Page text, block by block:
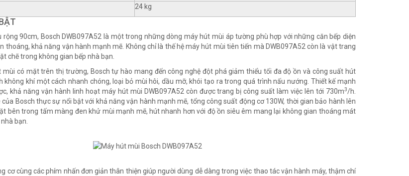
24 kg
rộng 90cm, Bosch DWB097A52 là một trong những dòng máy hút mùi áp tường phù hợp với những căn bếp diện
thoáng, khả năng vận hành mạnh mẽ. Không chỉ là thế hệ máy hút mùi tiên tiến mà DWB097A52 còn là vật trang
chẽ trong không gian bếp nhà bạn.
mùi có mặt trên thị trường, Bosch tự hào mang đến công nghệ đột phá giảm thiểu tối đa độ ồn và công suất hút
không khí một cách nhanh chóng, loại bỏ mùi hôi, dầu mỡ, khói tạo ra trong quá trình nấu nướng. Thiết kế mạnh
khả năng vận hành linh hoạt máy hút mùi DWB097A52 còn được trang bị công suất làm việc lên tới 730m3/h.
của Bosch thực sự nổi bật với khả năng vận hành mạnh mẽ, tổng công suất động cơ 130W, thời gian bảo hành lên
bên trong tấm màng đen khử mùi mạnh mẽ, hút nhanh hơn với độ ồn siêu êm mang lại không gian thoáng mát
bạn.
cơ cùng các phím nhấn đơn giản thân thiện giúp người dùng dễ dàng trong việc thao tác vận hành máy, thậm chí